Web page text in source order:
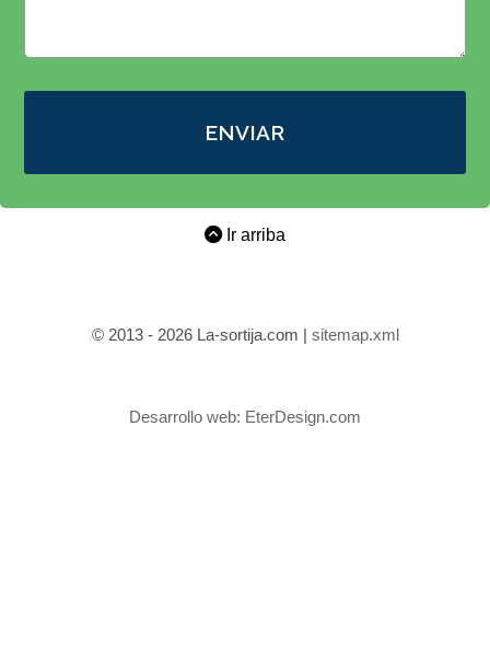
ENVIAR
Ir arriba
© 2013 - 2026 La-sortija.com | sitemap.xml
Desarrollo web: EterDesign.com